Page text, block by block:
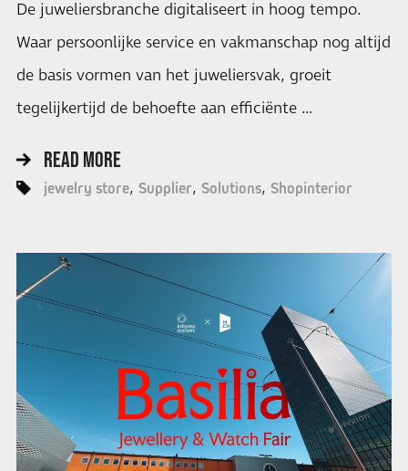
De juweliersbranche digitaliseert in hoog tempo.
Waar persoonlijke service en vakmanschap nog altijd
de basis vormen van het juweliersvak, groeit
tegelijkertijd de behoefte aan efficiënte …
READ MORE
jewelry store Supplier Solutions Shopinterior